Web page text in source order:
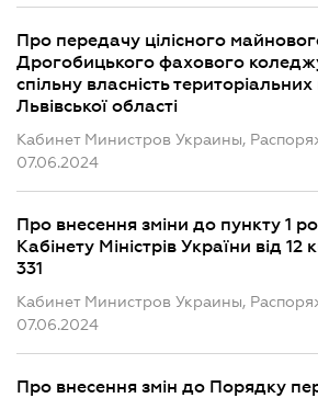
Про передачу цілісного
Дрогобицького фахового
спільну власність
Львівської області
Кабинет Министров Украины,
07.06.2024
Про внесення зміни до пункту 1
Кабінету Міністрів України від 12
331
Кабинет Министров Украины,
07.06.2024
Про внесення змін до Порядку